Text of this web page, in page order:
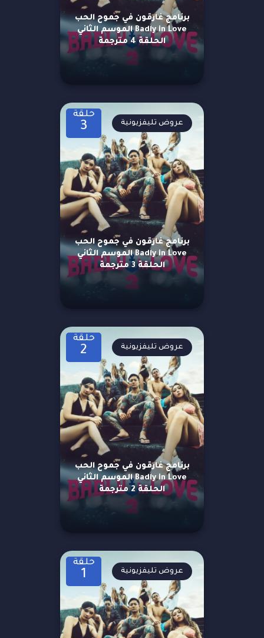
برنامج غارقون في جموح الحب
Badly in Love الموسم الثاني
الحلقة 4 مترجمة
حلقة
3
برنامج غارقون في جموح الحب
Badly in Love الموسم الثاني
الحلقة 3 مترجمة
عروض تليفزيونية
حلقة
2
برنامج غارقون في جموح الحب
Badly in Love الموسم الثاني
الحلقة 2 مترجمة
عروض تليفزيونية
حلقة
1 عروض تليفزيونية